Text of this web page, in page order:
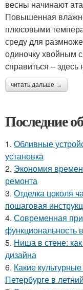
весны начинают
Повышенная
плюсовыми
среду для
одиночку хвойным
справиться –
читать дальше →
Последние
1. Обливные
установка
2. Экономия
ремонта
3. Отделка цоколя
пошаговая
4. Современная
функциональность
5. Ниша в стене:
дизайна
6. Какие
Петербурге в